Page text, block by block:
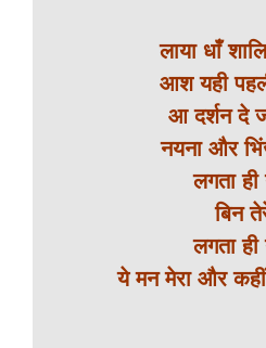
लाया धाँ
आश यही
आ दर्शन दे
नयना और
लगता ही
बिन
लगता ही
ये मन मेरा और कहीं